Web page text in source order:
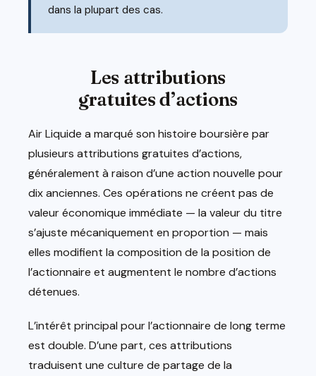
dans la plupart des cas.
Les attributions
gratuites d’actions
Air Liquide a marqué son histoire boursière par
plusieurs attributions gratuites d’actions,
généralement à raison d’une action nouvelle pour
dix anciennes. Ces opérations ne créent pas de
valeur économique immédiate — la valeur du titre
s’ajuste mécaniquement en proportion — mais
elles modifient la composition de la position de
l’actionnaire et augmentent le nombre d’actions
détenues.
L’intérêt principal pour l’actionnaire de long terme
est double. D’une part, ces attributions
traduisent une culture de partage de la